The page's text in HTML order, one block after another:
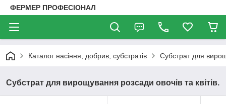
ФЕРМЕР ПРОФЕСІОНАЛ
Каталог насіння, добрив, субстратів Субстрат для
Субстрат для вирощування розсади овочів та квітів.